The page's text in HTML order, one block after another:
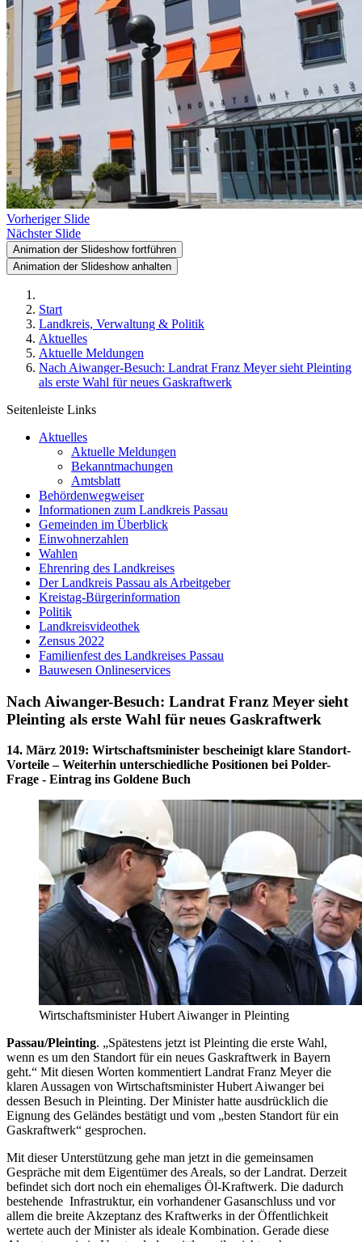
Vorheriger Slide
Nächster Slide
Animation der Slideshow fortführen
Animation der Slideshow anhalten
Start
Landkreis, Verwaltung & Politik
Aktuelles
Aktuelle Meldungen
Nach Aiwanger-Besuch: Landrat Franz Meyer sieht Pleinting
als erste Wahl für neues Gaskraftwerk
Seitenleiste Links
Aktuelles
Aktuelle Meldungen
Bekanntmachungen
Amtsblatt
Behördenwegweiser
Informationen zum Landkreis Passau
Gemeinden im Überblick
Einwohnerzahlen
Wahlen
Ehrenring des Landkreises
Der Landkreis Passau als Arbeitgeber
Kreistag-Bürgerinformation
Politik
Landkreisvideothek
Zensus 2022
Familienfest des Landkreises Passau
Bauwesen Onlineservices
Nach Aiwanger-Besuch: Landrat Franz Meyer sieht
Pleinting als erste Wahl für neues Gaskraftwerk
14. März 2019: Wirtschaftsminister bescheinigt klare Standort-
Vorteile – Weiterhin unterschiedliche Positionen bei Polder-
Frage - Eintrag ins Goldene Buch
Wirtschaftsminister Hubert Aiwanger in Pleinting
Passau/Pleinting. „Spätestens jetzt ist Pleinting die erste Wahl,
wenn es um den Standort für ein neues Gaskraftwerk in Bayern
geht.“ Mit diesen Worten kommentiert Landrat Franz Meyer die
klaren Aussagen von Wirtschaftsminister Hubert Aiwanger bei
dessen Besuch in Pleinting. Der Minister hatte ausdrücklich die
Eignung des Geländes bestätigt und vom „besten Standort für ein
Gaskraftwerk“ gesprochen.
Mit dieser Unterstützung gehe man jetzt in die gemeinsamen
Gespräche mit dem Eigentümer des Areals, so der Landrat. Derzeit
befindet sich dort noch ein ehemaliges Öl-Kraftwerk. Die dadurch
bestehende Infrastruktur, ein vorhandener Gasanschluss und vor
allem die breite Akzeptanz des Kraftwerks in der Öffentlichkeit
wertete auch der Minister als ideale Kombination. Gerade diese